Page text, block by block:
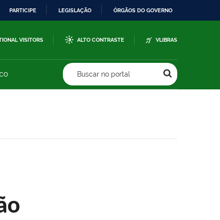
PARTICIPE LEGISLAÇÃO ÓRGÃOS DO GOVERNO
VISITORS ALTO CONTRASTE VLIBRAS
Buscar no portal